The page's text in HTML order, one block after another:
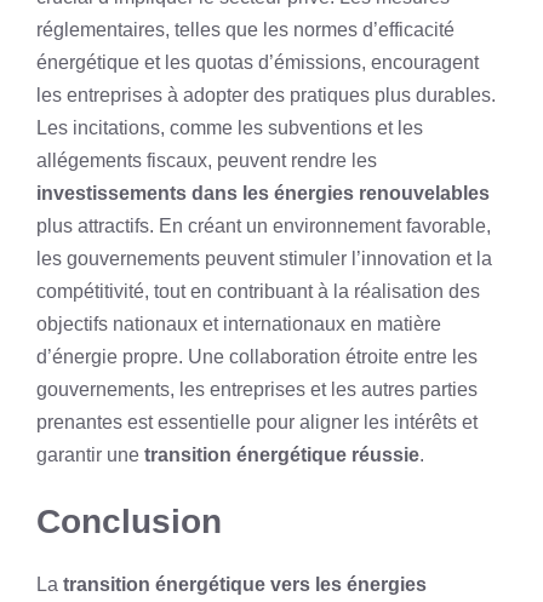
réglementaires, telles que les normes d’efficacité
énergétique et les quotas d’émissions, encouragent
les entreprises à adopter des pratiques plus durables.
Les incitations, comme les subventions et les
allégements fiscaux, peuvent rendre les
investissements dans les énergies renouvelables
plus attractifs. En créant un environnement favorable,
les gouvernements peuvent stimuler l’innovation et la
compétitivité, tout en contribuant à la réalisation des
objectifs nationaux et internationaux en matière
d’énergie propre. Une collaboration étroite entre les
gouvernements, les entreprises et les autres parties
prenantes est essentielle pour aligner les intérêts et
garantir une transition énergétique réussie.
Conclusion
La transition énergétique vers les énergies